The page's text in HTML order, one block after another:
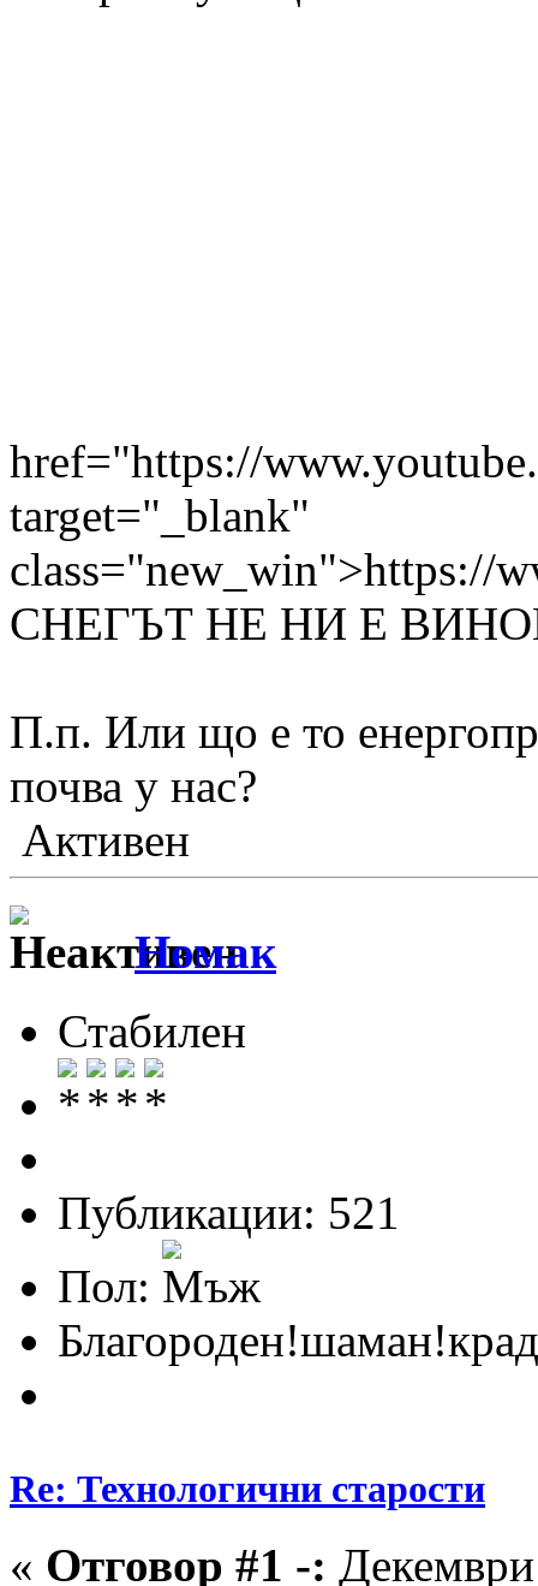
href="https://
target="_blank"
class="new_win">https://
СНЕГЪТ НЕ НИ E
П.п. Или що е то
почва у нас?
Активен
Номак
Стабилен
Публикации: 521
Пол:
Re: Технологични старости
« Отговор #1 -: